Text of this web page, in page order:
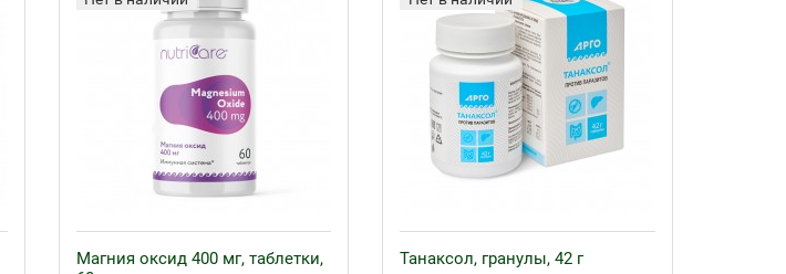
Магния оксид 400 мг, таблетки,
Танаксол, гранулы, 42 г